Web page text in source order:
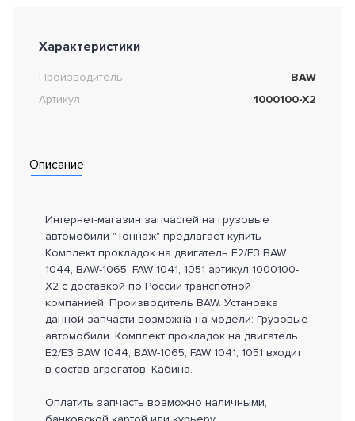
Характеристики
Производитель
BAW
Артикул
1000100-X2
Описание
Интернет-магазин запчастей на грузовые
автомобили "Тоннаж" предлагает купить
Комплект прокладок на двигатель Е2/Е3 BAW
1044, BAW-1065, FAW 1041, 1051 артикул 1000100-
X2 с доставкой по России транспотной
компанией. Производитель BAW. Установка
данной запчасти возможна на модели: Грузовые
автомобили. Комплект прокладок на двигатель
Е2/Е3 BAW 1044, BAW-1065, FAW 1041, 1051 входит
в состав агрегатов: Кабина.
Оплатить запчасть возможно наличными,